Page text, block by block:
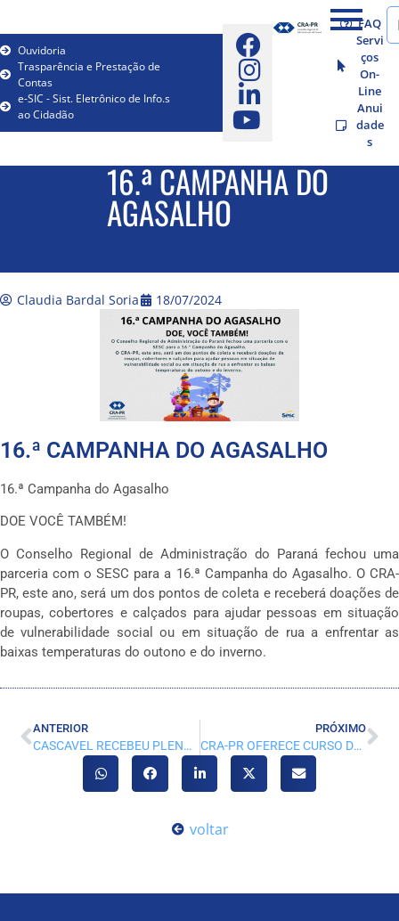
Ouvidoria
Trasparência e Prestação de
Contas
e-SIC - Sist. Eletrônico de Info.s
ao Cidadão
FAQ
Servi
ços
On-
Line
Anui
dade
s
16.ª CAMPANHA DO
AGASALHO
Claudia Bardal Soria 18/07/2024
16.ª CAMPANHA DO AGASALHO
16.ª Campanha do Agasalho
DOE VOCÊ TAMBÉM!
O Conselho Regional de Administração do Paraná fechou uma
parceria com o SESC para a 16.ª Campanha do Agasalho. O CRA-
PR, este ano, será um dos pontos de coleta e receberá doações de
roupas, cobertores e calçados para ajudar pessoas em situação
de vulnerabilidade social ou em situação de rua a enfrentar as
baixas temperaturas do outono e do inverno.
ANTERIOR
CASCAVEL RECEBEU PLENÁRIA ITINERANTE DO CRA-PR
PRÓXIMO
CRA-PR OFERECE CURSO DE RESPONSABILIDADE TÉCNICA PARA PROFISSIONAIS DE ADMINISTRAÇÃO EM FOZ DE IGUAÇU
voltar